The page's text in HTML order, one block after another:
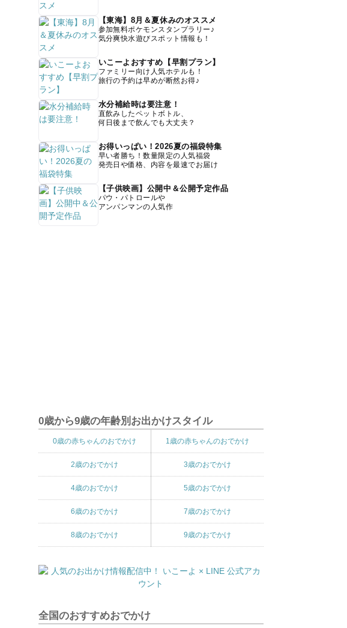
【東海】8月＆夏休みのオススメ
参加無料ポケモンスタンプラリー♪
気分爽快水遊びスポット情報も！
いこーよおすすめ【早割プラン】
ファミリー向け人気ホテルも！
旅行の予約は早めが断然お得♪
水分補給時は要注意！
直飲みしたペットボトル、
何日後まで飲んでも大丈夫？
お得いっぱい！2026夏の福袋特集
早い者勝ち！数量限定の人気福袋
発売日や価格、内容を最速でお届け
【子供映画】公開中＆公開予定作品
パウ・パトロールや
アンパンマンの人気作
0歳から9歳の年齢別お出かけスタイル
0歳の赤ちゃんのおでかけ 1歳の赤ちゃんのおでかけ
2歳のおでかけ 3歳のおでかけ
4歳のおでかけ 5歳のおでかけ
6歳のおでかけ 7歳のおでかけ
8歳のおでかけ 9歳のおでかけ
全国のおすすめおでかけ